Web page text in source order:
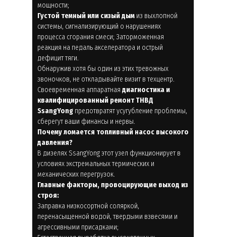
мощности;
Густой темный или сизый дым из выхлопной
системы, сигнализирующий о нарушениях
процесса сгорания смеси; Заторможенная
реакция на педаль акселератора и острый
дефицит тяги.
Обнаружив хотя бы один из этих тревожных
звоночков, не откладывайте визит в техцентр.
Своевременная аппаратная диагностика и
квалифицированный ремонт ТНВД
SsangYong предотвратят усугубление проблемы,
сберегут ваши финансы и нервы.
Почему ломается топливный насос высокого
давления?
В дизелях SsangYong этот узел функционирует в
условиях экстремальных термических и
механических перегрузок.
Главные факторы, провоцирующие выход из
строя:
Заправка низкосортной соляркой,
перенасыщенной водой, твердыми взвесями и
агрессивными присадками;